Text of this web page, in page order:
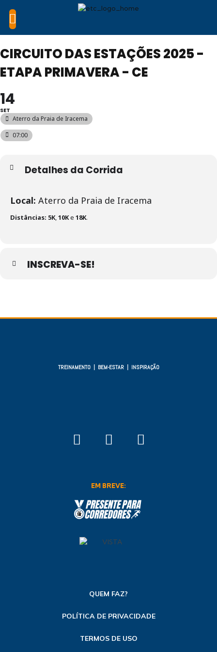
CIRCUITO DAS ESTAÇÕES 2025 -
ETAPA PRIMAVERA - CE
14
SET
Aterro da Praia de Iracema
07:00
Detalhes da Corrida
Local: Aterro da Praia de Iracema
Distâncias: 5K,10Ke 18K.
INSCREVA-SE!
TREINAMENTO | BEM-ESTAR | INSPIRAÇÃO
EM BREVE:
QUEM FAZ?
POLÍTICA DE PRIVACIDADE
TERMOS DE USO